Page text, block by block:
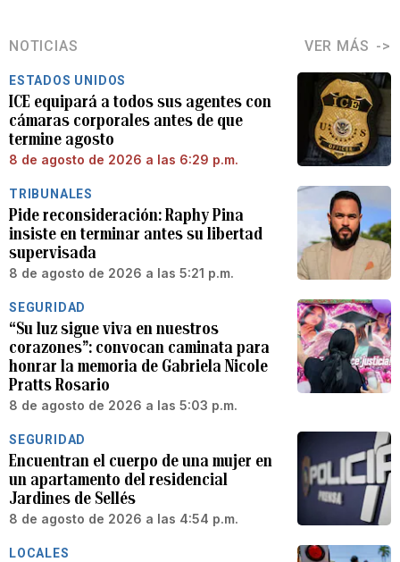
NOTICIAS VER MÁS
ESTADOS UNIDOS
ICE equipará a todos sus agentes con
cámaras corporales antes de que
termine agosto
8 de agosto de 2026 a las 6:29 p.m.
TRIBUNALES
Pide reconsideración: Raphy Pina
insiste en terminar antes su libertad
supervisada
8 de agosto de 2026 a las 5:21 p.m.
SEGURIDAD
“Su luz sigue viva en nuestros
corazones”: convocan caminata para
honrar la memoria de Gabriela Nicole
Pratts Rosario
8 de agosto de 2026 a las 5:03 p.m.
SEGURIDAD
Encuentran el cuerpo de una mujer en
un apartamento del residencial
Jardines de Sellés
8 de agosto de 2026 a las 4:54 p.m.
LOCALES